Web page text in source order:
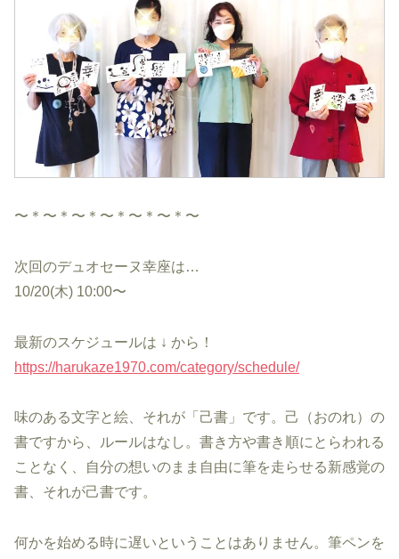
〜＊〜＊〜＊〜＊〜＊〜＊〜
次回のデュオセーヌ幸座は…
10/20(木) 10:00〜
最新のスケジュールは ↓ から！
https://harukaze1970.com/category/schedule/
味のある文字と絵、それが「己書」です。己（おのれ）の
書ですから、ルールはなし。書き方や書き順にとらわれる
ことなく、自分の想いのまま自由に筆を走らせる新感覚の
書、それが己書です。
何かを始める時に遅いということはありません。筆ペンを